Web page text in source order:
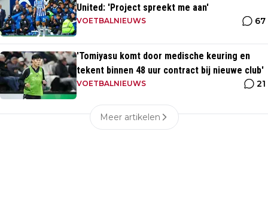
United: 'Project spreekt me aan'
VOETBALNIEUWS 67
'Tomiyasu komt door medische keuring en
tekent binnen 48 uur contract bij nieuwe club'
VOETBALNIEUWS 21
Meer artikelen